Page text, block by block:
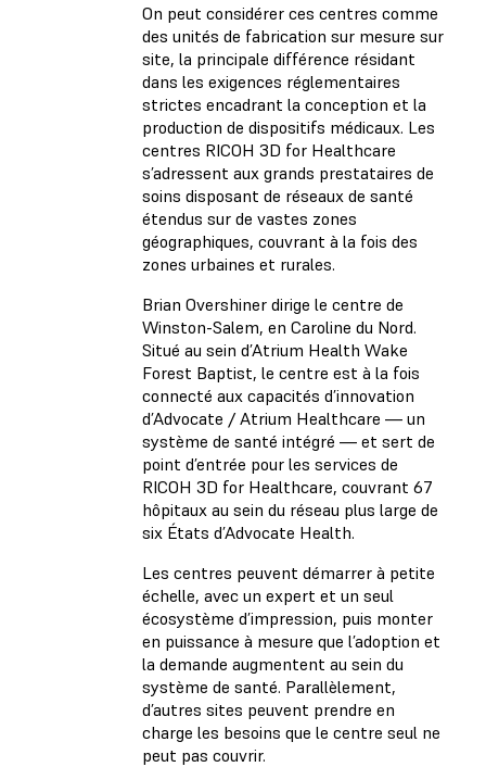
On peut considérer ces centres comme
des unités de fabrication sur mesure sur
site, la principale différence résidant
dans les exigences réglementaires
strictes encadrant la conception et la
production de dispositifs médicaux. Les
centres RICOH 3D for Healthcare
s’adressent aux grands prestataires de
soins disposant de réseaux de santé
étendus sur de vastes zones
géographiques, couvrant à la fois des
zones urbaines et rurales.
Brian Overshiner dirige le centre de
Winston-Salem, en Caroline du Nord.
Situé au sein d’Atrium Health Wake
Forest Baptist, le centre est à la fois
connecté aux capacités d’innovation
d’Advocate / Atrium Healthcare — un
système de santé intégré — et sert de
point d’entrée pour les services de
RICOH 3D for Healthcare, couvrant 67
hôpitaux au sein du réseau plus large de
six États d’Advocate Health.
Les centres peuvent démarrer à petite
échelle, avec un expert et un seul
écosystème d’impression, puis monter
en puissance à mesure que l’adoption et
la demande augmentent au sein du
système de santé. Parallèlement,
d’autres sites peuvent prendre en
charge les besoins que le centre seul ne
peut pas couvrir.